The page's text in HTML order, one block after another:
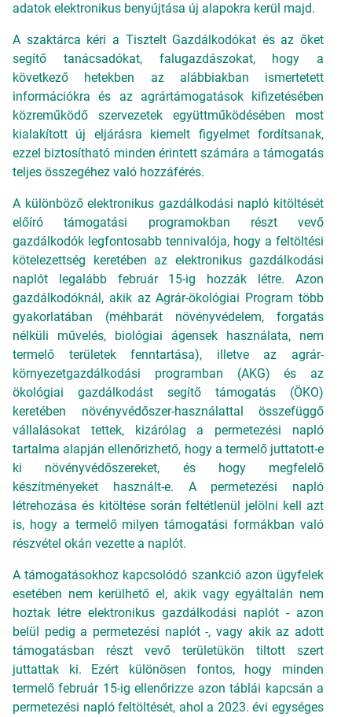
adatok elektronikus benyújtása új alapokra kerül majd.
A szaktárca kéri a Tisztelt Gazdálkodókat és az őket
segítő tanácsadókat, falugazdászokat, hogy a
következő hetekben az alábbiakban ismertetett
információkra és az agrártámogatások kifizetésében
közreműködő szervezetek együttműködésében most
kialakított új eljárásra kiemelt figyelmet fordítsanak,
ezzel biztosítható minden érintett számára a támogatás
teljes összegéhez való hozzáférés.
A különböző elektronikus gazdálkodási napló kitöltését
előíró támogatási programokban részt vevő
gazdálkodók legfontosabb tennivalója, hogy a feltöltési
kötelezettség keretében az elektronikus gazdálkodási
naplót legalább február 15-ig hozzák létre. Azon
gazdálkodóknál, akik az Agrár-ökológiai Program több
gyakorlatában (méhbarát növényvédelem, forgatás
nélküli művelés, biológiai ágensek használata, nem
termelő területek fenntartása), illetve az agrár-
környezetgazdálkodási programban (AKG) és az
ökológiai gazdálkodást segítő támogatás (ÖKO)
keretében növényvédőszer-használattal összefüggő
vállalásokat tettek, kizárólag a permetezési napló
tartalma alapján ellenőrizhető, hogy a termelő juttatott-e
ki növényvédőszereket, és hogy megfelelő
készítményeket használt-e. A permetezési napló
létrehozása és kitöltése során feltétlenül jelölni kell azt
is, hogy a termelő milyen támogatási formákban való
részvétel okán vezette a naplót.
A támogatásokhoz kapcsolódó szankció azon ügyfelek
esetében nem kerülhető el, akik vagy egyáltalán nem
hoztak létre elektronikus gazdálkodási naplót - azon
belül pedig a permetezési naplót -, vagy akik az adott
támogatásban részt vevő területükön tiltott szert
juttattak ki. Ezért különösen fontos, hogy minden
termelő február 15-ig ellenőrizze azon táblái kapcsán a
permetezési napló feltöltését, ahol a 2023. évi egységes